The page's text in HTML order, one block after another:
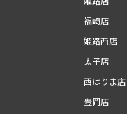
福崎店
姫路西店
太子店
西はりま店
豊岡店